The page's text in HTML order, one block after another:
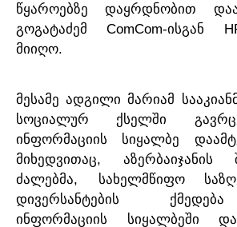
წყაროებზე
დაყრდნობით
გოგატაძემ ComCom-ისგან
მიიღო.
მესამე ადგილი მარიამ
სოციალურ
ქსელში
ინფორმაციის
სიყალბე
მიხედვითაც, აზერბაიჯანის
ძალებმა, სახელმწიფო
დივერსანტების
ქმედება
ინფორმაციის სიყალბეში